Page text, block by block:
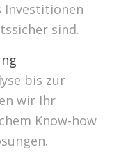
Investitionen
sind.
bis zur
wir Ihr
Know-how